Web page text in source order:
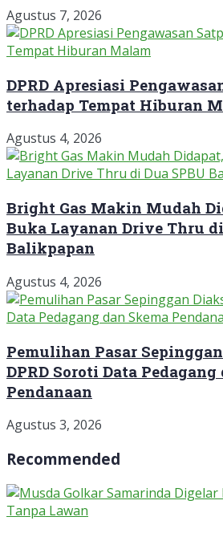
Agustus 7, 2026
DPRD Apresiasi
terhadap Tempat Hiburan
Agustus 4, 2026
Bright Gas Makin Mudah
Buka Layanan Drive Thru di
Balikpapan
Agustus 4, 2026
Pemulihan Pasar
DPRD Soroti Data
Pendanaan
Agustus 3, 2026
Recommended